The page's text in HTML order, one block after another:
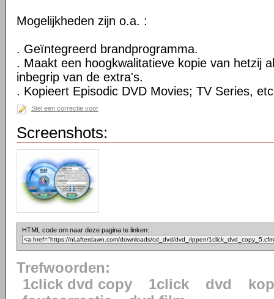
Mogelijkheden zijn o.a. :
. Geïntegreerd brandprogramma.
. Maakt een hoogkwalitatieve kopie van hetzij
inbegrip van de extra's.
. Kopieert Episodic DVD Movies; TV Series,
Stel een correctie voor
Screenshots:
HTML code om naar deze pagina te linken:
Trefwoorden:
1click dvd copy
1click dvd